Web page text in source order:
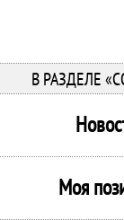
В РАЗДЕЛЕ
Моя